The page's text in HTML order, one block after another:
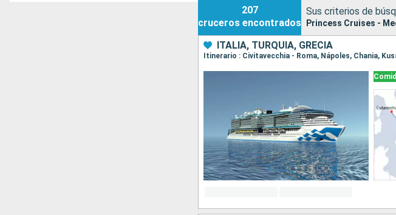
207
cruceros encontrados
Sus criterios de
Princess Cruises -
ITALIA, TURQUÍA, GRECIA
Itinerario : Civitavecchia - Roma, Nápoles, Chania,